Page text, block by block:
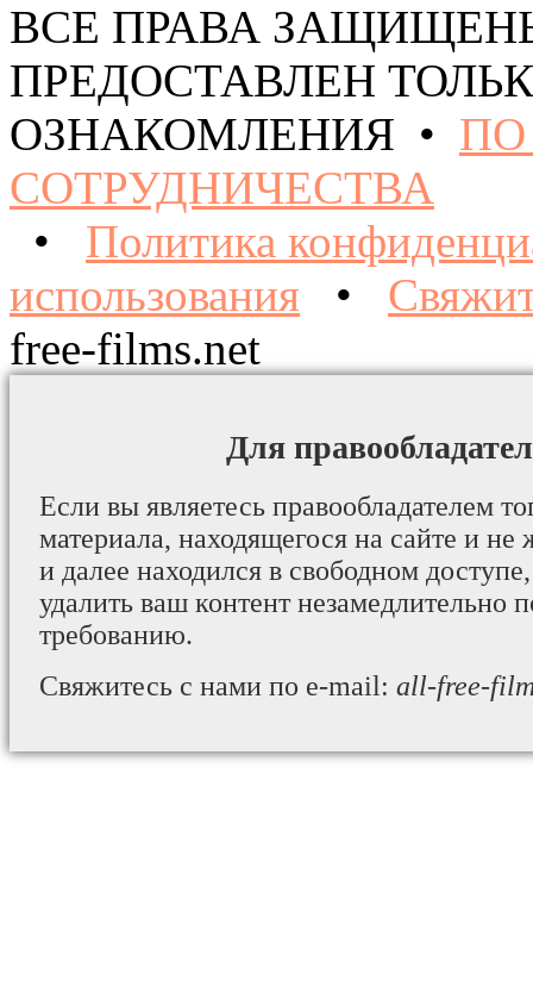
ВСЕ ПРАВА
ПРЕДОСТАВЛЕН
ОЗНАКОМЛЕНИЯ •
СОТРУДНИЧЕСТВА
• Политика
использования •
free-films.net
Для
Если вы являетесь правообладателем
материала, находящегося на сайте и не
и далее находился в свободном
удалить ваш контент незамедлительно
требованию.
Свяжитесь с нами по e-mail: all-free-